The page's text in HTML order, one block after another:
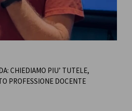
CHIEDIAMO PIU’ TUTELE,
PROFESSIONE DOCENTE